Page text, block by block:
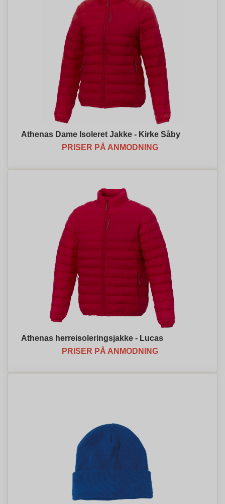
Athenas Dame Isoleret Jakke - Kirke Såby
PRISER PÅ ANMODNING
Athenas herreisoleringsjakke - Lucas
PRISER PÅ ANMODNING